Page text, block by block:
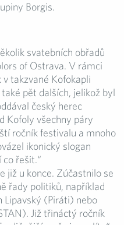
Borgis.
svatebních obřadů
of Ostrava. V rámci
takzvané Kofokapli
pět dalších, jelikož byl
český herec
Kofoly všechny páry
ročník festivalu a mnoho
ikonický slogan
co řešit.“
již u konce. Zúčastnilo se
řady politiků, například
Lipavský (Piráti) nebo
Již třináctý ročník